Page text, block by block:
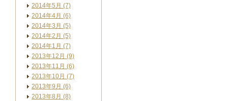
2014年5月 (7)
2014年4月 (6)
2014年3月 (5)
2014年2月 (5)
2014年1月 (7)
2013年12月 (9)
2013年11月 (6)
2013年10月 (7)
2013年9月 (6)
2013年8月 (8)